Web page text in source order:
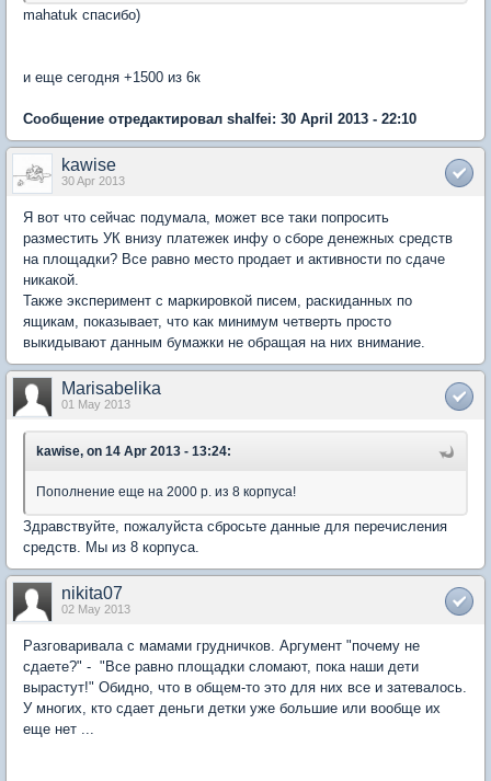
mahatuk спасибо)
и еще сегодня +1500 из 6к
Сообщение отредактировал shalfei: 30 April 2013 - 22:10
kawise
30 Apr 2013
Я вот что сейчас подумала, может все таки попросить
разместить УК внизу платежек инфу о сборе денежных средств
на площадки? Все равно место продает и активности по сдаче
никакой.
Также эксперимент с маркировкой писем, раскиданных по
ящикам, показывает, что как минимум четверть просто
выкидывают данным бумажки не обращая на них внимание.
Marisabelika
01 May 2013
kawise, on 14 Apr 2013 - 13:24:
Пополнение еще на 2000 р. из 8 корпуса!
Здравствуйте, пожалуйста сбросьте данные для перечисления
средств. Мы из 8 корпуса.
nikita07
02 May 2013
Разговаривала с мамами грудничков. Аргумент "почему не
сдаете?" - "Все равно площадки сломают, пока наши дети
вырастут!" Обидно, что в общем-то это для них все и затевалось.
У многих, кто сдает деньги детки уже большие или вообще их
еще нет ...